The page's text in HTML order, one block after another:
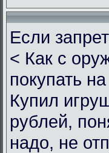
Если
< Как с
покупать
Купил
рублей,
надо, не